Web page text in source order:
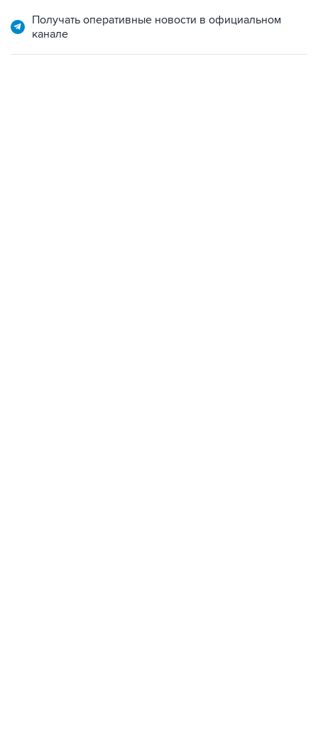
Получать оперативные новости в официальном
канале